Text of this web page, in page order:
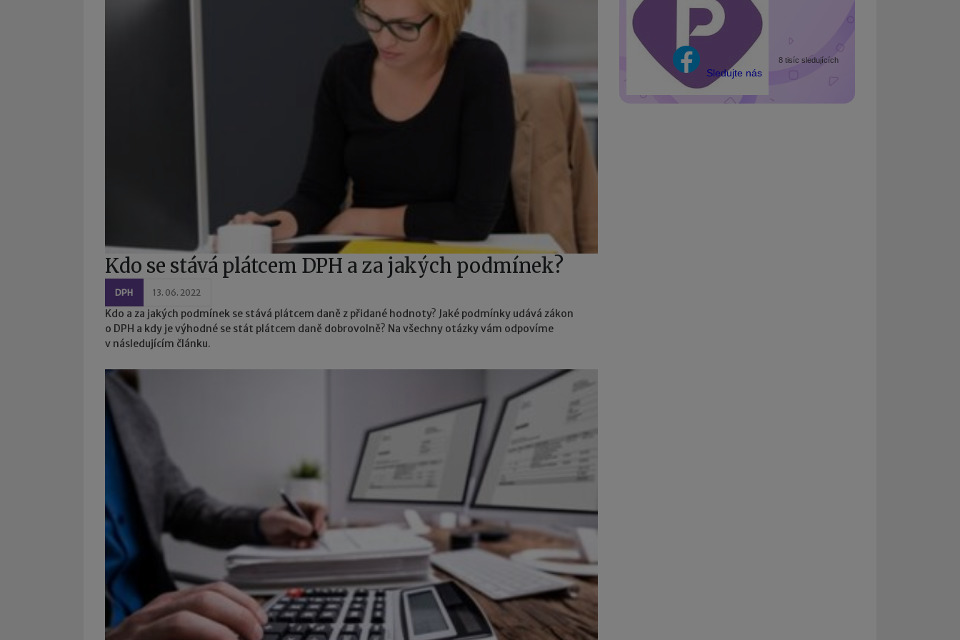
Kdo se stává plátcem DPH a za jakých podmínek?
DPH 13. 06. 2022
Kdo a za jakých podmínek se stává plátcem daně z přidané hodnoty? Jaké podmínky udává zákon
o DPH a kdy je výhodné se stát plátcem daně dobrovolně? Na všechny otázky vám odpovíme
v následujícím článku.
Sledujte nás
8 tisíc sledujících